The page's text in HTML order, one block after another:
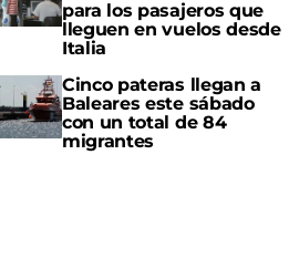
para los pasajeros que
lleguen en vuelos desde
Italia
Cinco pateras llegan a
Baleares este sábado
con un total de 84
migrantes